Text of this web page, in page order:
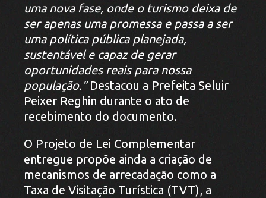
uma nova fase, onde o turismo deixa de
ser apenas uma promessa e passa a ser
uma política pública planejada,
sustentável e capaz de gerar
oportunidades reais para nossa
população.”Destacou a Prefeita Seluir
Peixer Reghin durante o ato de
recebimento do documento.
O Projeto de Lei Complementar
entregue propõe ainda a criação de
mecanismos de arrecadação como a
Taxa de Visitação Turística (TVT), a